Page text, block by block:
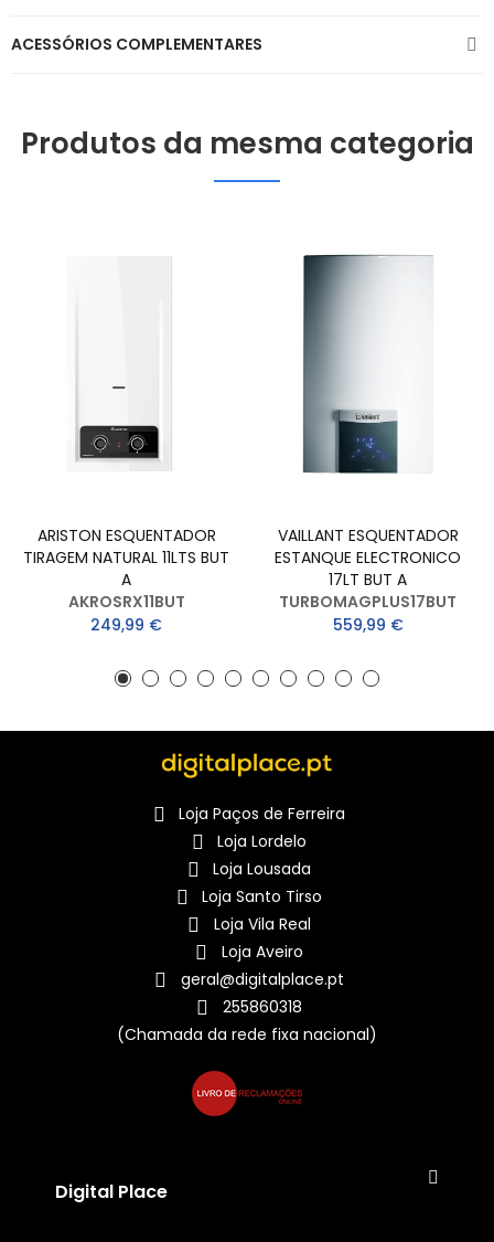
ACESSÓRIOS COMPLEMENTARES
Produtos da mesma categoria
ARISTON ESQUENTADOR
TIRAGEM NATURAL 11LTS BUT
A
AKROSRX11BUT
249,99 €
VAILLANT ESQUENTADOR
ESTANQUE ELECTRONICO
17LT BUT A
TURBOMAGPLUS17BUT
559,99 €
Loja Paços de Ferreira
Loja Lordelo
Loja Lousada
Loja Santo Tirso
Loja Vila Real
Loja Aveiro
geral@digitalplace.pt
255860318
(Chamada da rede fixa nacional)
Digital Place